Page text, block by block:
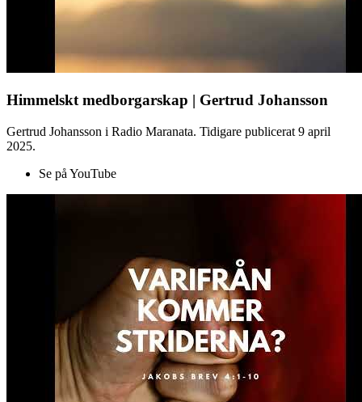
Himmelskt medborgarskap | Gertrud Johansson
Gertrud Johansson i Radio Maranata. Tidigare publicerat 9 april
2025.
Se på YouTube